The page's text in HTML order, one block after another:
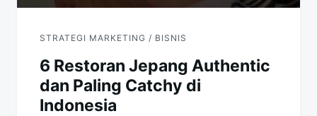
STRATEGI MARKETING / BISNIS
6 Restoran Jepang Authentic
dan Paling Catchy di
Indonesia